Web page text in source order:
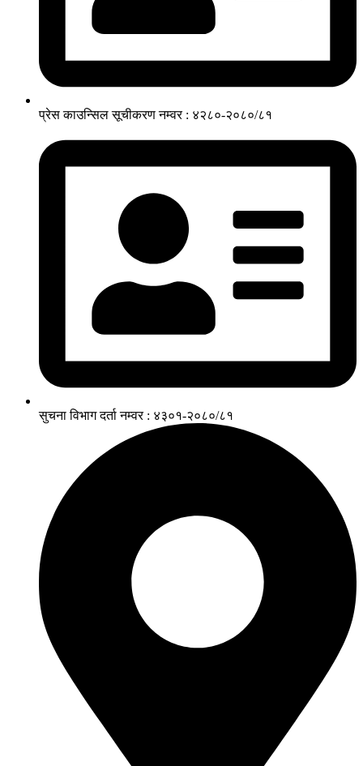
प्रेस काउन्सिल सूचीकरण नम्वर : ४२८०-२०८०/८१
सुचना विभाग दर्ता नम्वर : ४३०१-२०८०/८१